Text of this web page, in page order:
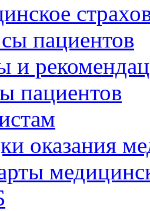
пациентов
и
пациентов
оказания